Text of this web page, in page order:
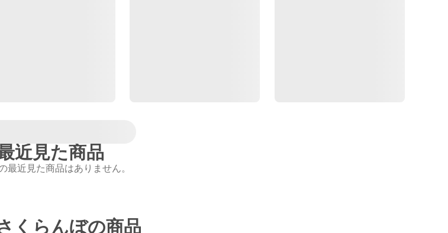
近見た商品
最近見た商品はありません。
くらんぼの商品